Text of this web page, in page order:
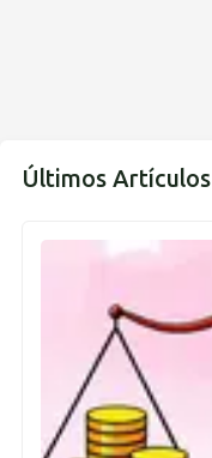
Últimos Artículos